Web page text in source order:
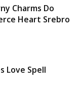
Charms Do
Heart Srebro
Love Spell